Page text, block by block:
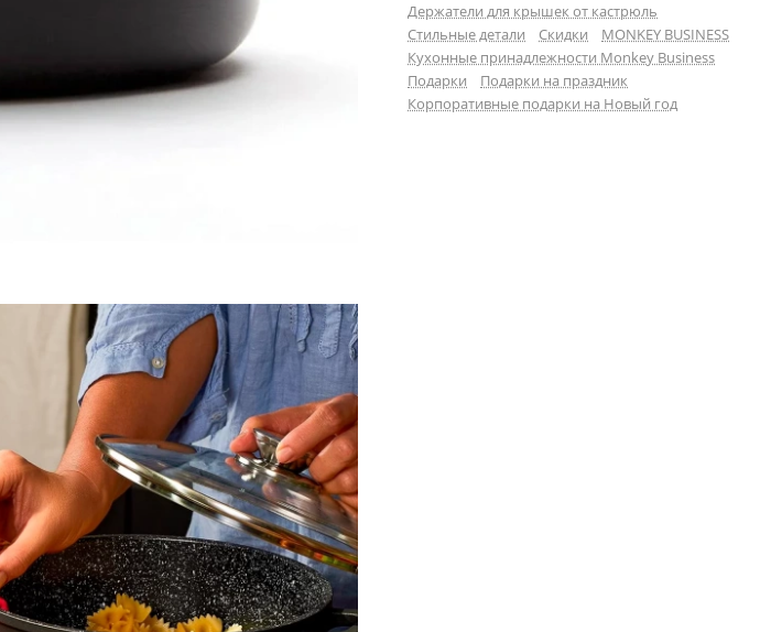
Держатели для крышек от кастрюль
Стильные детали
Скидки
MONKEY BUSINESS
Кухонные принадлежности Monkey Business
Подарки
Подарки на праздник
Корпоративные подарки на Новый год